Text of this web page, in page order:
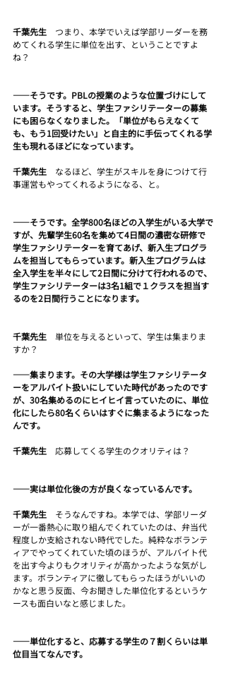
千葉先生 つまり、本学でいえば学部リーダーを務
めてくれる学生に単位を出す、ということですよ
ね？
――そうです。PBLの授業のような位置づけにして
います。そうすると、学生ファシリテーターの募集
にも困らなくなりました。「単位がもらえなくて
も、もう1回受けたい」と自主的に手伝ってくれる学
生も現れるほどになっています。
千葉先生 なるほど、学生がスキルを身につけて行
事運営もやってくれるようになる、と。
――そうです。全学800名ほどの入学生がいる大学で
すが、先輩学生60名を集めて4日間の濃密な研修で
学生ファシリテーターを育てあげ、新入生プログラ
ムを担当してもらっています。新入生プログラムは
全入学生を半々にして2日間に分けて行われるので、
学生ファシリテーターは3名1組で１クラスを担当す
るのを2日間行うことになります。
千葉先生 単位を与えるといって、学生は集まりま
すか？
――集まります。その大学様は学生ファシリテータ
ーをアルバイト扱いにしていた時代があったのです
が、30名集めるのにヒイヒイ言っていたのに、単位
化にしたら80名くらいはすぐに集まるようになった
んです。
千葉先生 応募してくる学生のクオリティは？
――実は単位化後の方が良くなっているんです。
千葉先生 そうなんですね。本学では、学部リーダ
ーが一番熱心に取り組んでくれていたのは、弁当代
程度しか支給されない時代でした。純粋なボランテ
ィアでやってくれていた頃のほうが、アルバイト代
を出す今よりもクオリティが高かったような気がし
ます。ボランティアに徹してもらったほうがいいの
かなと思う反面、今お聞きした単位化するというケ
ースも面白いなと感じました。
――単位化すると、応募する学生の７割くらいは単
位目当てなんです。